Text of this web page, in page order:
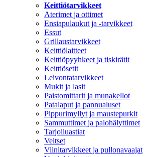
Keittiötarvikkeet
Aterimet ja ottimet
Ensiapulaukut ja -tarvikkeet
Essut
Grillaustarvikkeet
Keittiölaitteet
Keittiöpyyhkeet ja tiskirätit
Keittiösetit
Leivontatarvikkeet
Mukit ja lasit
Paistomittarit ja munakellot
Patalaput ja pannualuset
Pippurimyllyt ja maustepurkit
Sammuttimet ja palohälyttimet
Tarjoiluastiat
Veitset
Viinitarvikkeet ja pullonavaajat